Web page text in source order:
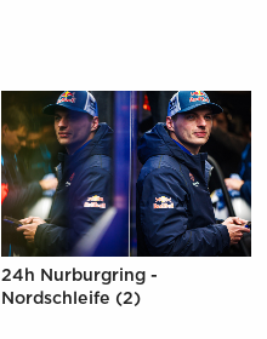
24h Nurburgring -
Nordschleife (2)